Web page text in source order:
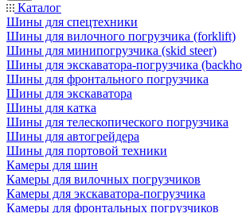
Каталог
Шины для спецтехники
Шины для вилочного погрузчика (forklift)
Шины для минипогрузчика (skid steer)
Шины для экскаватора-погрузчика
Шины для фронтального погрузчика
Шины для экскаватора
Шины для катка
Шины для телескопического погрузчика
Шины для автогрейдера
Шины для портовой техники
Камеры для шин
Камеры для вилочных погрузчиков
Камеры для экскаватора-погрузчика
Камеры для фронтальных погрузчиков